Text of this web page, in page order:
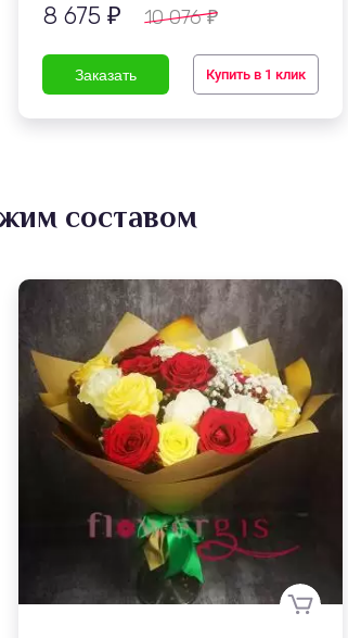
8 675 ₽ 10 076₽
Купить в 1 клик
составом